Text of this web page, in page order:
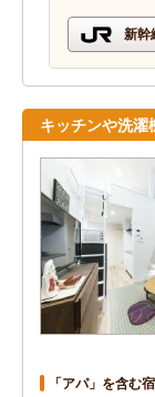
新幹
キッチンや洗濯
「アパ」を含む